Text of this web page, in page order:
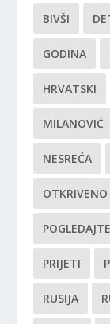
BIVŠI
GODINA
HRVATSKI
MILANOVIĆ
NESREĆA
OTKRIVENO
POGLEDAJTE
PRIJETI
RUSIJA